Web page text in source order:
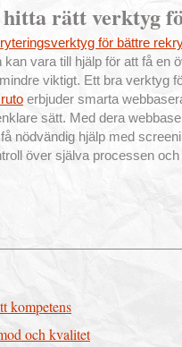
rätt verktyg
för bättre
vara till hjälp för att få en
viktigt. Ett bra verktyg
erbjuder smarta
sätt. Med dera
nödvändig hjälp med
över själva processen
kompetens
och kvalitet